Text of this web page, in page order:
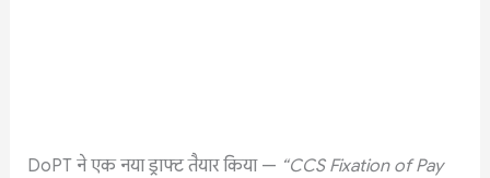
DoPT ने एक नया ड्राफ्ट तैयार किया — “CCS Fixation of Pay